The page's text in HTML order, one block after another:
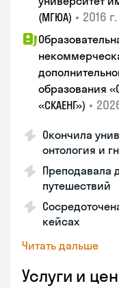
(МГЮА) • 2016 г.
образования
«СКАЕНГ») •
Окончила
онтология и
Преподавала
путешествий
кейсах
Читать дальше
Услуги и